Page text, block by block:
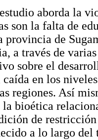
aborda la
son la falta de
provincia de
a través de
sobre el
caída en los
regiones. Así
la bioética
de
a lo largo del